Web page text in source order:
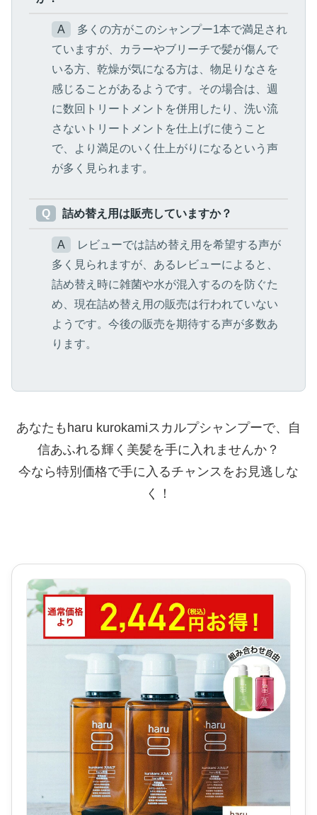
A
多くの方がこのシャンプー1本で満足され
ていますが、カラーやブリーチで髪が傷んで
いる方、乾燥が気になる方は、物足りなさを
感じることがあるようです。その場合は、週
に数回トリートメントを併用したり、洗い流
さないトリートメントを仕上げに使うこと
で、より満足のいく仕上がりになるという声
が多く見られます。
Q 詰め替え用は販売していますか？
A
レビューでは詰め替え用を希望する声が
多く見られますが、あるレビューによると、
詰め替え時に雑菌や水が混入するのを防ぐた
め、現在詰め替え用の販売は行われていない
ようです。今後の販売を期待する声が多数あ
ります。
あなたもharu kurokamiスカルプシャンプーで、自
信あふれる輝く美髪を手に入れませんか？
今なら特別価格で手に入るチャンスをお見逃しな
く！